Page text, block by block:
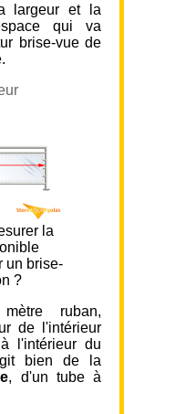
largeur et la
qui va
brise-vue de
la
un brise-
?
ruban,
de l'intérieur
l'intérieur du
bien de la
, d'un tube à